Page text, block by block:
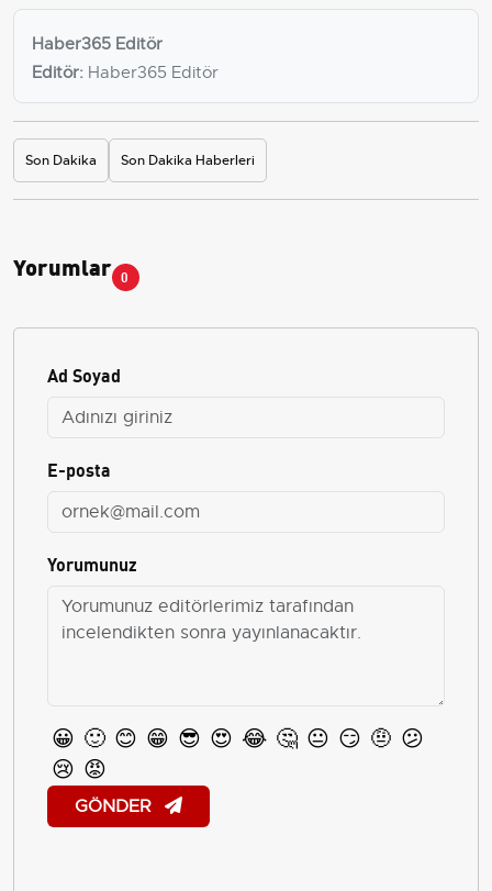
Haber365 Editör
Editör: Haber365 Editör
Son Dakika Son Dakika Haberleri
Yorumlar 0
Ad Soyad
E-posta
Yorumunuz
😀 🙂 😊 😁 😎 😍 😂 🤔 😐 😏 🤨 😕
😢 😡
GÖNDER